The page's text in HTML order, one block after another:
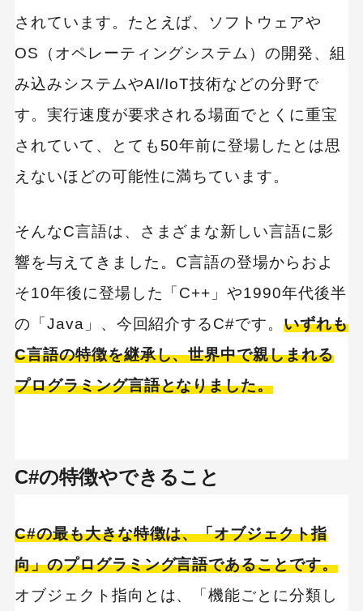
ク】｜株式会社Cloud Link
TechClips（テッククリップス）エージェント
｜notari株式会社
されています。たとえば、ソフトウェアや
OS（オペレーティングシステム）の開発、組
み込みシステムやAI/IoT技術などの分野で
す。実行速度が要求される場面でとくに重宝
されていて、とても50年前に登場したとは思
えないほどの可能性に満ちています。
そんなC言語は、さまざまな新しい言語に影
響を与えてきました。C言語の登場からおよ
そ10年後に登場した「C++」や1990年代後半
の「Java」、今回紹介するC#です。いずれも
C言語の特徴を継承し、世界中で親しまれる
プログラミング言語となりました。
C#の特徴やできること
C#の最も大きな特徴は、「オブジェクト指
向」のプログラミング言語であることです。
オブジェクト指向とは、「機能ごとに分類し